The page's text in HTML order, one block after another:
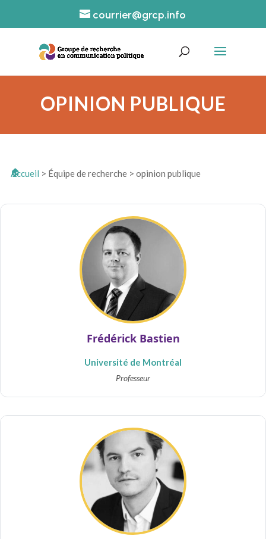
courrier@grcp.info
OPINION PUBLIQUE
Accueil > Équipe de recherche > opinion publique
Frédérick Bastien
Université de Montréal
Professeur